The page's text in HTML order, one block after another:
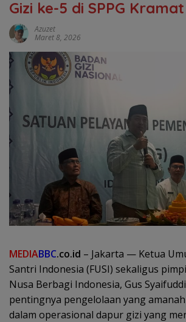
Gizi ke-5 di SPPG
Azuzet
Maret 8, 2026
MEDIABBC.co.id – Jakarta — Ketua
Santri Indonesia (FUSI) sekaligus
Nusa Berbagi Indonesia, Gus
pentingnya pengelolaan yang
dalam operasional dapur gizi yang